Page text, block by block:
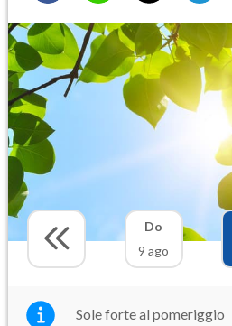
Do
9 ago
Sole forte al pomeriggio